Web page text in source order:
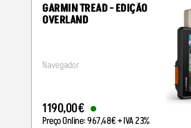
GARMIN TREAD - EDIÇÃO
OVERLAND
Navegador
1190,00€
Preço Online:967,48€+ IVA 23%